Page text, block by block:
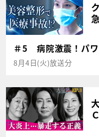
＃5 病院激震！パ
8月4日(火)放送分